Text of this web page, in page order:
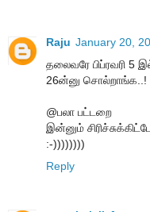
Raju January 20,
தலைவரே பிப்ரவரி 5
26ன்னு சொல்றாங்க..!
@பலா பட்டறை
இன்னும்
:-))))))))
Reply